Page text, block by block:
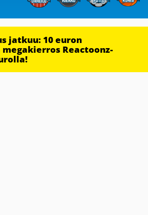
jatkuu: 10 euron
Reactoonz-